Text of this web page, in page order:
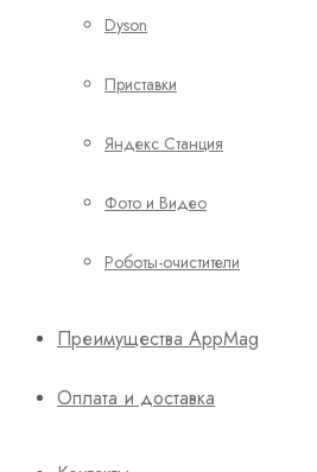
Dyson
Приставки
Яндекс Станция
Фото и Видео
Роботы-очистители
Преимущества AppMag
Оплата и доставка